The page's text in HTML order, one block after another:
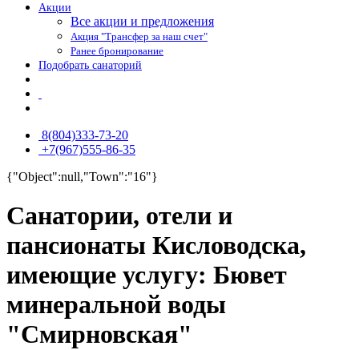
Акции
Все акции и предложения
Акция "Трансфер за наш счет"
Ранее бронирование
Подобрать санаторий
8(804)333-73-20
+7(967)555-86-35
{"Object":null,"Town":"16"}
Санатории, отели и
пансионаты Кисловодска,
имеющие услугу: Бювет
минеральной воды
"Смирновская"